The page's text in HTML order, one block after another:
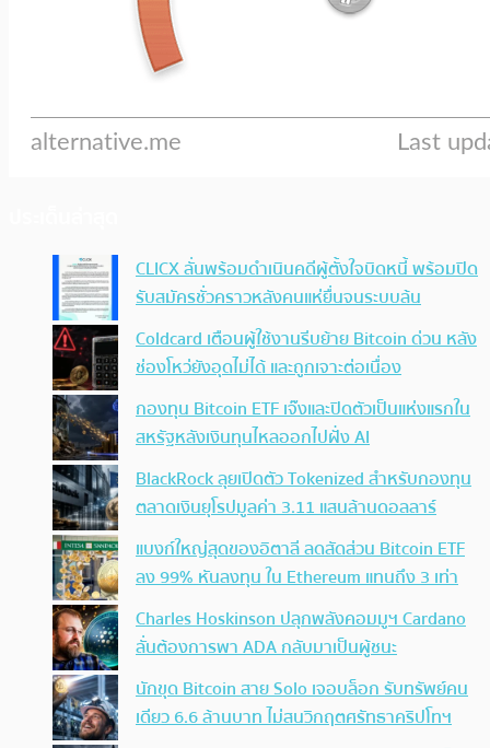
CLICX ลั่นพร้อมดำเนินคดีผู้ตั้งใจบิดหนี้ พร้อมปิด
รับสมัครชั่วคราวหลังคนแห่ยื่นจนระบบล้น
Coldcard เตือนผู้ใช้งานรีบย้าย Bitcoin ด่วน หลัง
ช่องโหว่ยังอุดไม่ได้ และถูกเจาะต่อเนื่อง
กองทุน Bitcoin ETF เจ๊งและปิดตัวเป็นแห่งแรกใน
สหรัฐหลังเงินทุนไหลออกไปฝั่ง AI
BlackRock ลุยเปิดตัว Tokenized สำหรับกองทุน
ตลาดเงินยุโรปมูลค่า 3.11 แสนล้านดอลลาร์
แบงก์ใหญ่สุดของอิตาลี ลดสัดส่วน Bitcoin ETF
ลง 99% หันลงทุน ใน Ethereum แทนถึง 3 เท่า
Charles Hoskinson ปลุกพลังคอมมูฯ Cardano
ลั่นต้องการพา ADA กลับมาเป็นผู้ชนะ
นักขุด Bitcoin สาย Solo เจอบล็อก รับทรัพย์คน
เดียว 6.6 ล้านบาท ไม่สนวิกฤตศรัทธาคริปโทฯ